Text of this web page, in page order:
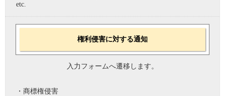
etc.
権利侵害に対する通知
入力フォームへ遷移します。
・商標権侵害